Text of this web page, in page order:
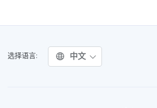
选择语言: 中文